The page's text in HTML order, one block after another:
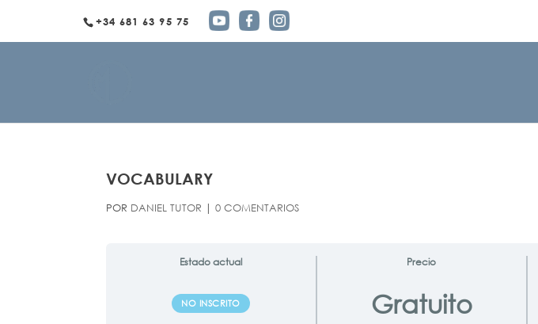
+34 681 63 95 75
VOCABULARY
POR DANIEL TUTOR |0 COMENTARIOS
Estado actual
NO INSCRITO
Precio
Gratuito